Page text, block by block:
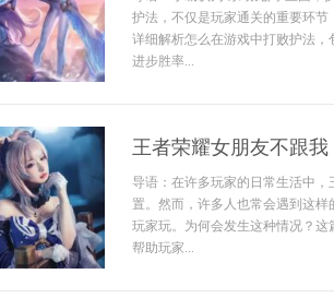
护法，不仅是玩家通关的重要环
详细解析怎么在游戏中打败护法
进步胜率...
王者荣耀女朋友不跟我
导语：在许多玩家的日常生活中
置。然而，许多人也常会遇到这
玩家玩。为何会发生这种情况？
帮助玩家...